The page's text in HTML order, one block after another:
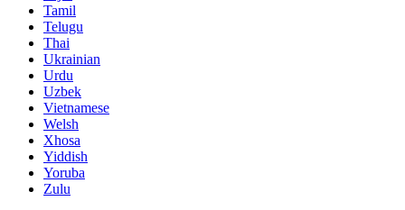
Tamil
Telugu
Thai
Ukrainian
Urdu
Uzbek
Vietnamese
Welsh
Xhosa
Yiddish
Yoruba
Zulu